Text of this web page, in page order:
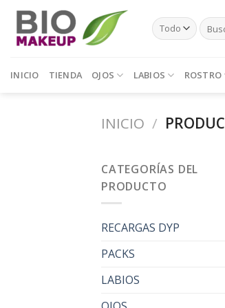
Skip
content
Buscar
por:
INICIO TIENDA OJOS LABIOS ROSTRO
INICIO /
CATEGORÍAS DEL
PRODUCTO
RECARGAS DYP
PACKS
LABIOS